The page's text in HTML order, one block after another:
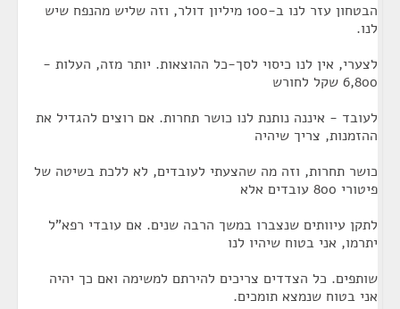
הבטחון עזר לנו ב-100 מיליון דולר, וזה שליש מהנפח שיש
לנו.
לצערי, אין לנו כיסוי לסך-כל ההוצאות. יותר מזה, העלות -
6,800 שקל לחורש
לעובד - איננה נותנת לנו כושר תחרות. אם רוצים להגדיל את
ההזמנות, צריך שיהיה
כושר תחרות, וזה מה שהצעתי לעובדים, לא ללכת בשיטה של
פיטורי 800 עובדים אלא
לתקן עיוותים שנצברו במשך הרבה שנים. אם עובדי רפא"ל
יתרמו, אני בטוח שיהיו לנו
שותפים. כל הצדדים צריכים להירתם למשימה ואם כך יהיה
אני בטוח שנמצא תומכים.